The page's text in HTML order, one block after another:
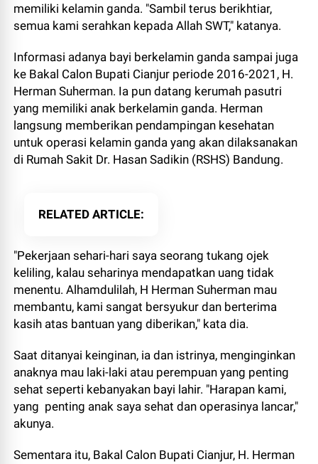
memiliki kelamin ganda. "Sambil terus berikhtiar,
semua kami serahkan kepada Allah SWT," katanya.
Informasi adanya bayi berkelamin ganda sampai juga
ke Bakal Calon Bupati Cianjur periode 2016-2021, H.
Herman Suherman. Ia pun datang kerumah pasutri
yang memiliki anak berkelamin ganda. Herman
langsung memberikan pendampingan kesehatan
untuk operasi kelamin ganda yang akan dilaksanakan
di Rumah Sakit Dr. Hasan Sadikin (RSHS) Bandung.
RELATED ARTICLE
"Pekerjaan sehari-hari saya seorang tukang ojek
keliling, kalau seharinya mendapatkan uang tidak
menentu. Alhamdulilah, H Herman Suherman mau
membantu, kami sangat bersyukur dan berterima
kasih atas bantuan yang diberikan," kata dia.
Saat ditanyai keinginan, ia dan istrinya, menginginkan
anaknya mau laki-laki atau perempuan yang penting
sehat seperti kebanyakan bayi lahir. "Harapan kami,
yang penting anak saya sehat dan operasinya lancar,"
akunya.
Sementara itu, Bakal Calon Bupati Cianjur, H. Herman